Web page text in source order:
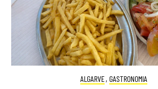
ALGARVE, GASTRONOMIA